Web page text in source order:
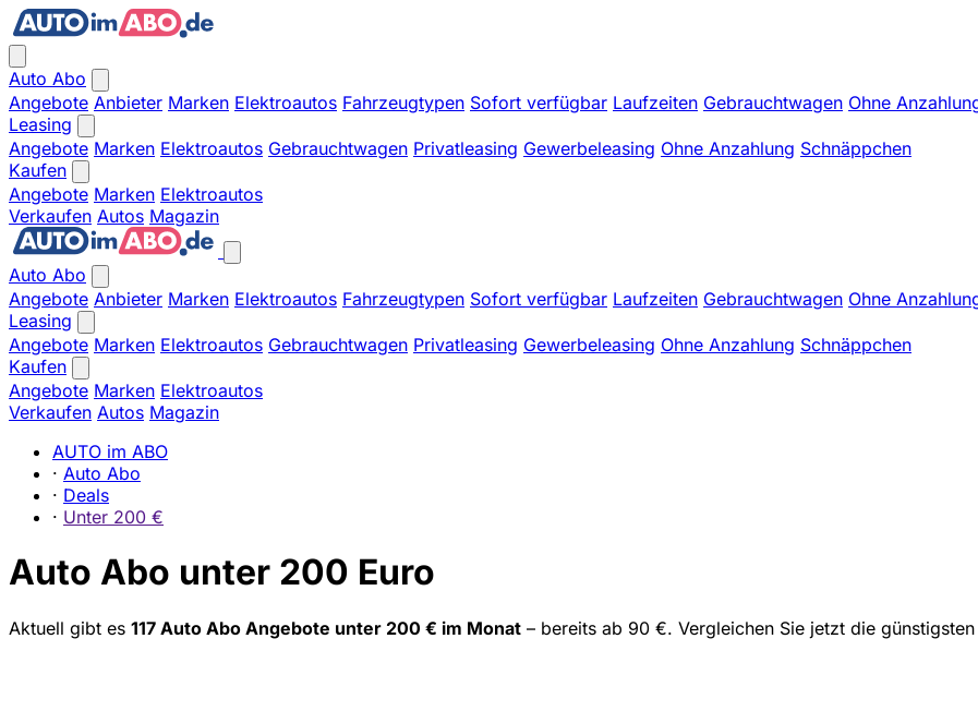
Auto Abo
Angebote Anbieter Marken Elektroautos Fahrzeugtypen Sofort verfügbar Laufzeiten Gebrauchtwagen Ohne
Leasing
Angebote Marken Elektroautos Gebrauchtwagen Privatleasing Gewerbeleasing Ohne Anzahlung Schnäppchen
Kaufen
Angebote Marken Elektroautos
Verkaufen Autos Magazin
Auto Abo
Angebote Anbieter Marken Elektroautos Fahrzeugtypen Sofort verfügbar Laufzeiten Gebrauchtwagen Ohne
Leasing
Angebote Marken Elektroautos Gebrauchtwagen Privatleasing Gewerbeleasing Ohne Anzahlung Schnäppchen
Kaufen
Angebote Marken Elektroautos
Verkaufen Autos Magazin
AUTO im ABO
· Auto Abo
· Deals
· Unter 200 €
Auto Abo unter 200 Euro
Aktuell gibt es 117 Auto Abo Angebote unter 200 € im Monat – bereits ab 90 €. Vergleichen Sie jetzt die